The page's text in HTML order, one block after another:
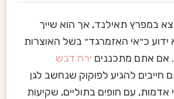
במפרץ תאילנד, אך הוא שייך
ידוע כ״אי האזמרגד״ בשל האוצרות
אם אתם מתכננים ירח דבש
חייבים להגיע לפוקוק שנחשב לגן
אדמות, עם חופים בתוליים, שקיעות